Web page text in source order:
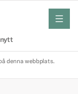
meny
denna webbplats.